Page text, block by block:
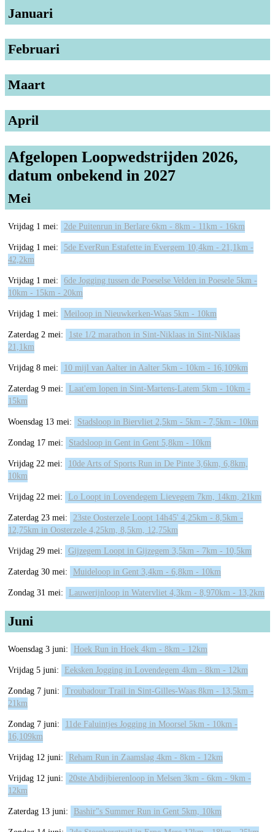
Januari
Februari
Maart
April
Afgelopen Loopwedstrijden 2026,
datum onbekend in 2027
Mei
Vrijdag 1 mei: 2de Puitenrun in Berlare 6km - 8km - 11km - 16km
Vrijdag 1 mei:
5de EverRun Estafette in Evergem 10,4km - 21,1km -
42,2km
Vrijdag 1 mei:
6de Jogging tussen de Poeselse Velden in Poesele 5km -
10km - 15km - 20km
Vrijdag 1 mei: Meiloop in Nieuwkerken-Waas 5km - 10km
Zaterdag 2 mei:
1ste 1/2 marathon in Sint-Niklaas in Sint-Niklaas
21,1km
Vrijdag 8 mei: 10 mijl van Aalter in Aalter 5km - 10km - 16,109km
Zaterdag 9 mei:
Laat'em lopen in Sint-Martens-Latem 5km - 10km -
15km
Woensdag 13 mei: Stadsloop in Biervliet 2,5km - 5km - 7,5km - 10km
Zondag 17 mei: Stadsloop in Gent in Gent 5,8km - 10km
Vrijdag 22 mei:
10de Arts of Sports Run in De Pinte 3,6km, 6,8km,
10km
Vrijdag 22 mei: Lo Loopt in Lovendegem Lievegem 7km, 14km, 21km
Zaterdag 23 mei:
23ste Oosterzele Loopt 14h45' 4,25km - 8,5km -
12,75km in Oosterzele 4,25km, 8,5km, 12,75km
Vrijdag 29 mei: Gijzegem Loopt in Gijzegem 3,5km - 7km - 10,5km
Zaterdag 30 mei: Muideloop in Gent 3,4km - 6,8km - 10km
Zondag 31 mei: Lauwerijnloop in Watervliet 4,3km - 8,970km - 13,2km
Juni
Woensdag 3 juni: Hoek Run in Hoek 4km - 8km - 12km
Vrijdag 5 juni: Eeksken Jogging in Lovendegem 4km - 8km - 12km
Zondag 7 juni:
Troubadour Trail in Sint-Gilles-Waas 8km - 13,5km -
21km
Zondag 7 juni:
11de Faluintjes Jogging in Moorsel 5km - 10km -
16,109km
Vrijdag 12 juni: Reham Run in Zaamslag 4km - 8km - 12km
Vrijdag 12 juni:
20ste Abdijbierenloop in Melsen 3km - 6km - 9km -
12km
Zaterdag 13 juni: Bashir"s Summer Run in Gent 5km, 10km